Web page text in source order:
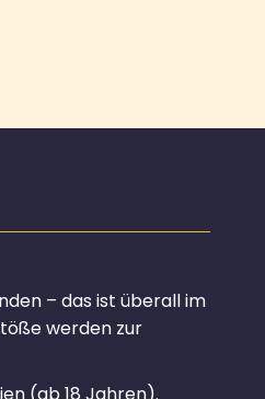
– das ist überall im
werden zur
(ab 18 Jahren).